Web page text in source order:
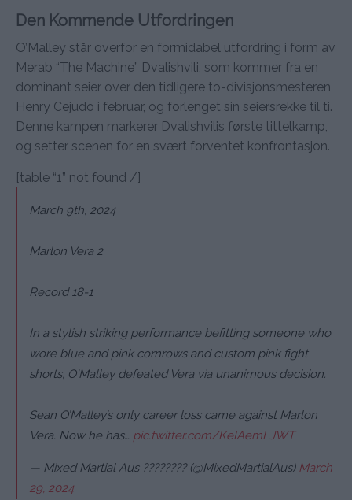
Den Kommende Utfordringen
O’Malley står overfor en formidabel utfordring i form av
Merab “The Machine” Dvalishvili, som kommer fra en
dominant seier over den tidligere to-divisjonsmesteren
Henry Cejudo i februar, og forlenget sin seiersrekke til ti.
Denne kampen markerer Dvalishvilis første tittelkamp,
og setter scenen for en svært forventet konfrontasjon.
[table “1” not found /]
March 9th, 2024
Marlon Vera 2
Record 18-1
In a stylish striking performance befitting someone who
wore blue and pink cornrows and custom pink fight
shorts, O'Malley defeated Vera via unanimous decision.
Sean O’Malley’s only career loss came against Marlon
Vera. Now he has… pic.twitter.com/KeIAemLJWT
— Mixed Martial Aus ???????? (@MixedMartialAus) March
29, 2024